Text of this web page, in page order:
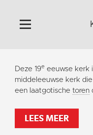
Home
Algemeen
Omgeving
Activiteiten
Deze 19e eeuwse kerk
middeleeuwse kerk
een laatgotische toren
LEES MEER